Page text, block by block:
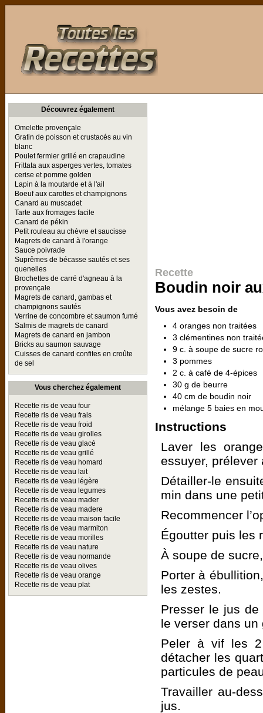
Découvrez également
Omelette provençale
Gratin de poisson et crustacés au vin
blanc
Poulet fermier grillé en crapaudine
Frittata aux asperges vertes, tomates
cerise et pomme golden
Lapin à la moutarde et à l'ail
Boeuf aux carottes et champignons
Canard au muscadet
Tarte aux fromages facile
Canard de pékin
Petit rouleau au chèvre et saucisse
Magrets de canard à l'orange
Sauce poivrade
Suprêmes de bécasse sautés et ses
quenelles
Brochettes de carré d'agneau à la
provençale
Magrets de canard, gambas et
champignons sautés
Verrine de concombre et saumon fumé
Salmis de magrets de canard
Magrets de canard en jambon
Bricks au saumon sauvage
Cuisses de canard confites en croûte
de sel
Vous cherchez également
Recette ris de veau four
Recette ris de veau frais
Recette ris de veau froid
Recette ris de veau girolles
Recette ris de veau glacé
Recette ris de veau grillé
Recette ris de veau homard
Recette ris de veau lait
Recette ris de veau légère
Recette ris de veau legumes
Recette ris de veau mader
Recette ris de veau madere
Recette ris de veau maison facile
Recette ris de veau marmiton
Recette ris de veau morilles
Recette ris de veau nature
Recette ris de veau normande
Recette ris de veau olives
Recette ris de veau orange
Recette ris de veau plat
Recette
Boudin noir
Vous avez besoin de
4 oranges non traitées
3 clémentines non
9 c. à soupe de sucre
3 pommes
2 c. à café de 4-épices
30 g de beurre
40 cm de boudin noir
mélange 5 baies en
Instructions
Laver les
essuyer, prélever
Détailler-le
min dans une
Recommencer
Égoutter puis les
À soupe de
Porter à
les zestes.
Presser le jus
le verser dans un
Peler à vif les 2
détacher les
particules de
Travailler au-
jus.